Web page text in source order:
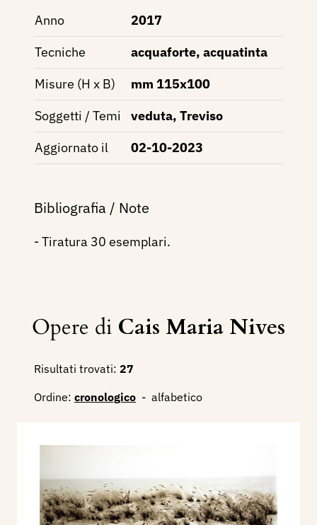
Anno
2017
Tecniche
acquaforte, acquatinta
Misure (H x B)
mm 115x100
Soggetti / Temi
veduta, Treviso
Aggiornato il
02-10-2023
Bibliografia / Note
- Tiratura 30 esemplari.
Opere di Cais Maria Nives
Risultati trovati: 27
Ordine: cronologico - alfabetico